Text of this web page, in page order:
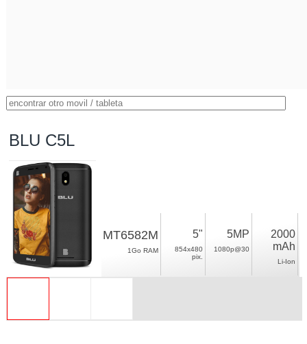
BLU C5L
MT6582M
1Go RAM
5"
854x480
pix.
5MP
1080p@30
2000
mAh
Li-Ion